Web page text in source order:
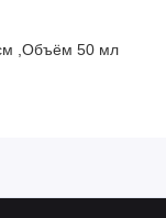
,Объём 50 мл